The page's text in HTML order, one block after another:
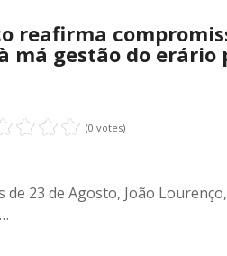
reafirma
má gestão do erário
(0 votes)
de 23 de Agosto, João